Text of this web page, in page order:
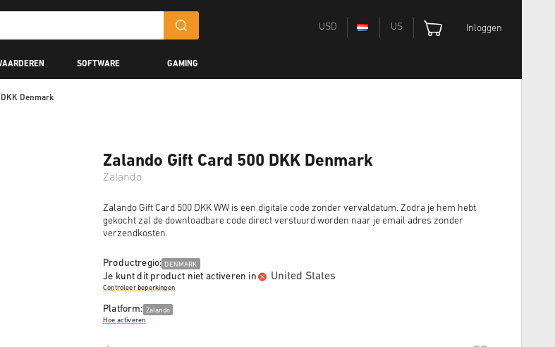
USD US Inloggen
SOFTWARE GAMING
Denmark
Zalando Gift Card 500 DKK Denmark
Zalando
Zalando Gift Card 500 DKK WW is een digitale code zonder vervaldatum. Zodra je hem hebt
gekocht zal de downloadbare code direct verstuurd worden naar je email adres zonder
verzendkosten.
Productregio: DENMARK
Je kunt dit product niet activeren in United States
Controleer beperkingen
Platform: Zalando
Hoe activeren